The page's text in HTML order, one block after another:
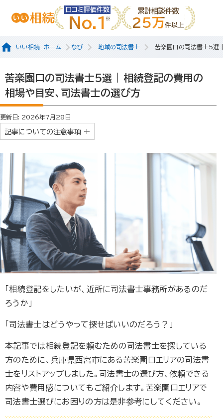
口コミ評価件数
No.1
累計相談件数
25万件以上
いい相続 ホーム なび 地域の司法書士 苦楽園口の司法書士5選
苦楽園口の司法書士5選 | 相続登記の費用の
相場や目安、司法書士の選び方
更新日: 2026年7月28日
記事についての注意事項
「相続登記をしたいが、近所に司法書士事務所があるのだ
ろうか」
「司法書士はどうやって探せばいいのだろう？」
本記事では相続登記を頼むための司法書士を探している
方のために、兵庫県西宮市にある苦楽園口エリアの司法書
士をリストアップしました。司法書士の選び方、依頼できる
内容や費用感についてもご紹介します。苦楽園口エリアで
司法書士選びにお困りの方は是非参考にしてください。